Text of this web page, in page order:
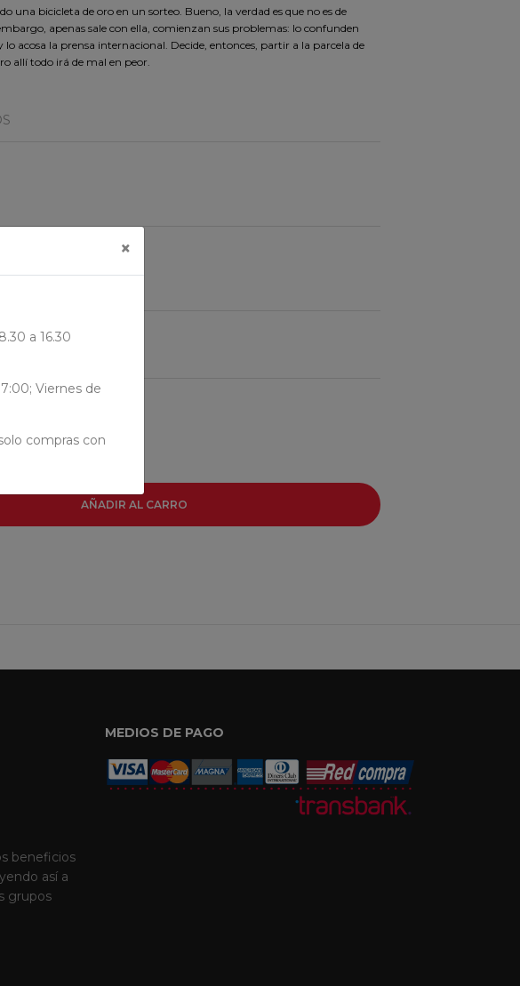
una bicicleta de oro en un sorteo. Bueno, la verdad es que no es de
apenas sale con ella, comienzan sus problemas: lo confunden
lo acosa la prensa internacional. Decide, entonces, partir a la parcela de
allí todo irá de mal en peor.
AÑADIR AL CARRO
beneficios
así a
grupos
MEDIOS DE PAGO
×
a 16.30
Viernes de
compras con